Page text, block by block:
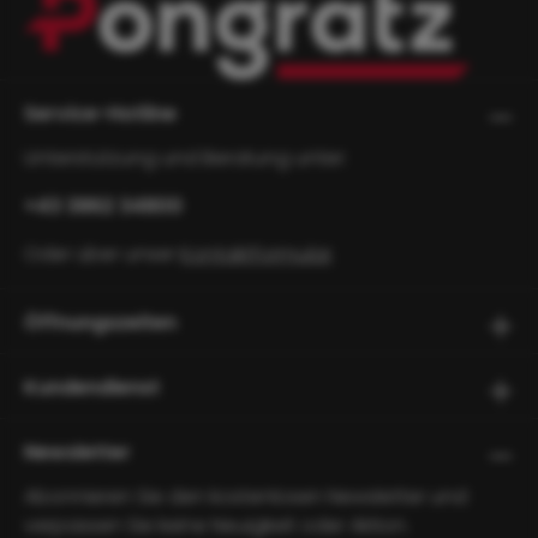
Service-Hotline
+43 3862 34800
Kontaktformular
Öffnungszeiten
Kundendienst
Newsletter